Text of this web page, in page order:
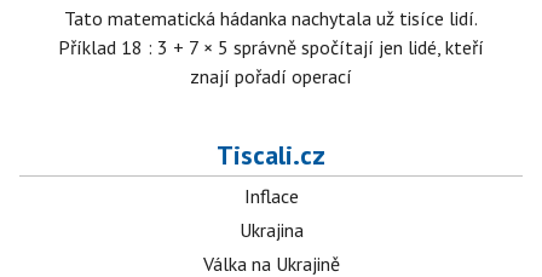
Tato matematická hádanka nachytala už tisíce lidí.
Příklad 18 : 3 + 7 × 5 správně spočítají jen lidé, kteří
znají pořadí operací
Tiscali.cz
Inflace
Ukrajina
Válka na Ukrajině